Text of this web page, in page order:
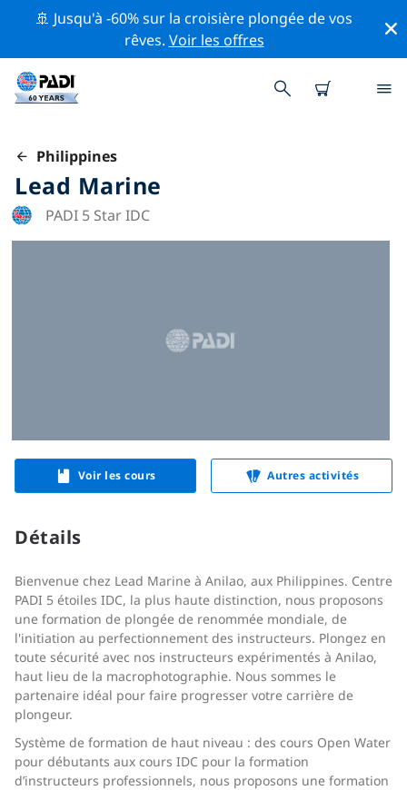
🚢 Jusqu'à -60% sur la croisière plongée de vos
rêves. Voir les offres
Philippines
Lead Marine
PADI 5 Star IDC
Voir les cours Autres activités
Détails
Bienvenue chez Lead Marine à Anilao, aux Philippines. Centre
PADI 5 étoiles IDC, la plus haute distinction, nous proposons
une formation de plongée de renommée mondiale, de
l'initiation au perfectionnement des instructeurs. Plongez en
toute sécurité avec nos instructeurs expérimentés à Anilao,
haut lieu de la macrophotographie. Nous sommes le
partenaire idéal pour faire progresser votre carrière de
plongeur.
Système de formation de haut niveau : des cours Open Water
pour débutants aux cours IDC pour la formation
d’instructeurs professionnels, nous proposons une formation